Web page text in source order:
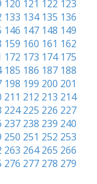
120 121 122 123
133 134 135 136
146 147 148 149
159 160 161 162
172 173 174 175
185 186 187 188
198 199 200 201
211 212 213 214
224 225 226 227
237 238 239 240
250 251 252 253
263 264 265 266
276 277 278 279